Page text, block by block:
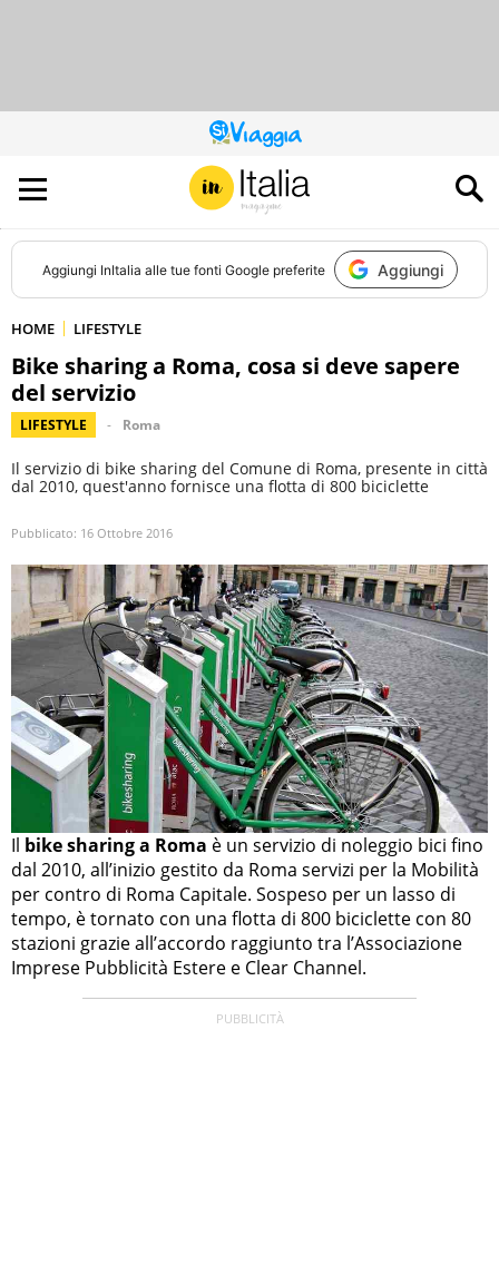
QUESTO
SITO
CONTRIBUISCE
ALL’AUDIENCE
DI
Aggiungi InItalia alle tue fonti Google preferite Aggiungi
HOME LIFESTYLE
Bike sharing a Roma, cosa si deve sapere
del servizio
LIFESTYLE Roma
Il servizio di bike sharing del Comune di Roma, presente in città
dal 2010, quest'anno fornisce una flotta di 800 biciclette
Pubblicato: 16 Ottobre 2016
Il bike sharing a Roma è un servizio di noleggio bici fino
dal 2010, all’inizio gestito da Roma servizi per la Mobilità
per contro di Roma Capitale. Sospeso per un lasso di
tempo, è tornato con una flotta di 800 biciclette con 80
stazioni grazie all’accordo raggiunto tra l’Associazione
Imprese Pubblicità Estere e Clear Channel.